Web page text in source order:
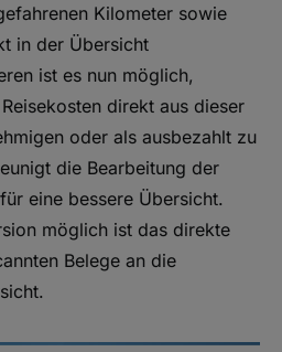
Kilometer sowie
in der Übersicht
ist es nun möglich,
direkt aus dieser
oder als ausbezahlt zu
die Bearbeitung der
eine bessere Übersicht.
möglich ist das direkte
Belege an die